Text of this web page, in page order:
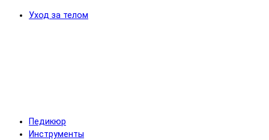
Уход за телом
Педикюр
Инструменты